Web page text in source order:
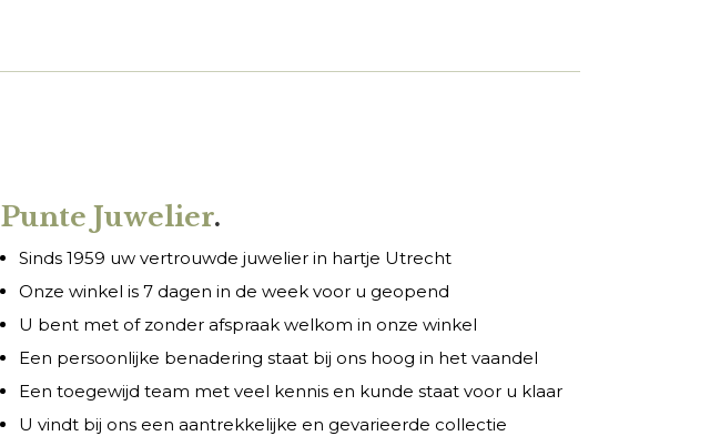
Punte Juwelier.
Sinds 1959 uw vertrouwde juwelier in hartje Utrecht
Onze winkel is 7 dagen in de week voor u geopend
U bent met of zonder afspraak welkom in onze winkel
Een persoonlijke benadering staat bij ons hoog in het vaandel
Een toegewijd team met veel kennis en kunde staat voor u klaar
U vindt bij ons een aantrekkelijke en gevarieerde collectie